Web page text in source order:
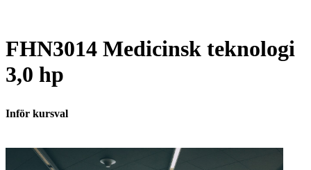
FHN3014 Medicinsk teknologi
3,0 hp
Inför kursval